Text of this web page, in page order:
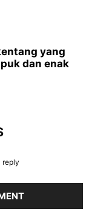
yang
dan enak
reply